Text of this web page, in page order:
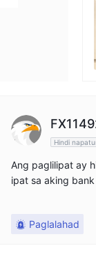
Hindi
Ang paglilipat ay
ipat sa aking
Paglalahad